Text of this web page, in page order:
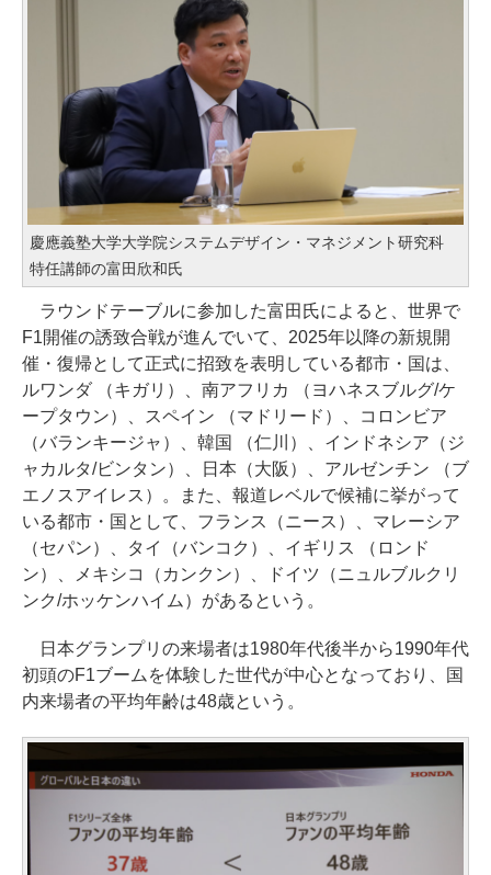
慶應義塾大学大学院システムデザイン・マネジメント研究科
特任講師の富田欣和氏
ラウンドテーブルに参加した富田氏によると、世界で
F1開催の誘致合戦が進んでいて、2025年以降の新規開
催・復帰として正式に招致を表明している都市・国は、
ルワンダ （キガリ）、南アフリカ （ヨハネスブルグ/ケ
ープタウン）、スペイン （マドリード）、コロンビア
（バランキージャ）、韓国 （仁川）、インドネシア（ジ
ャカルタ/ビンタン）、日本（大阪）、アルゼンチン （ブ
エノスアイレス）。また、報道レベルで候補に挙がって
いる都市・国として、フランス（ニース）、マレーシア
（セパン）、タイ（バンコク）、イギリス （ロンド
ン）、メキシコ（カンクン）、ドイツ（ニュルブルクリ
ンク/ホッケンハイム）があるという。
日本グランプリの来場者は1980年代後半から1990年代
初頭のF1ブームを体験した世代が中心となっており、国
内来場者の平均年齢は48歳という。